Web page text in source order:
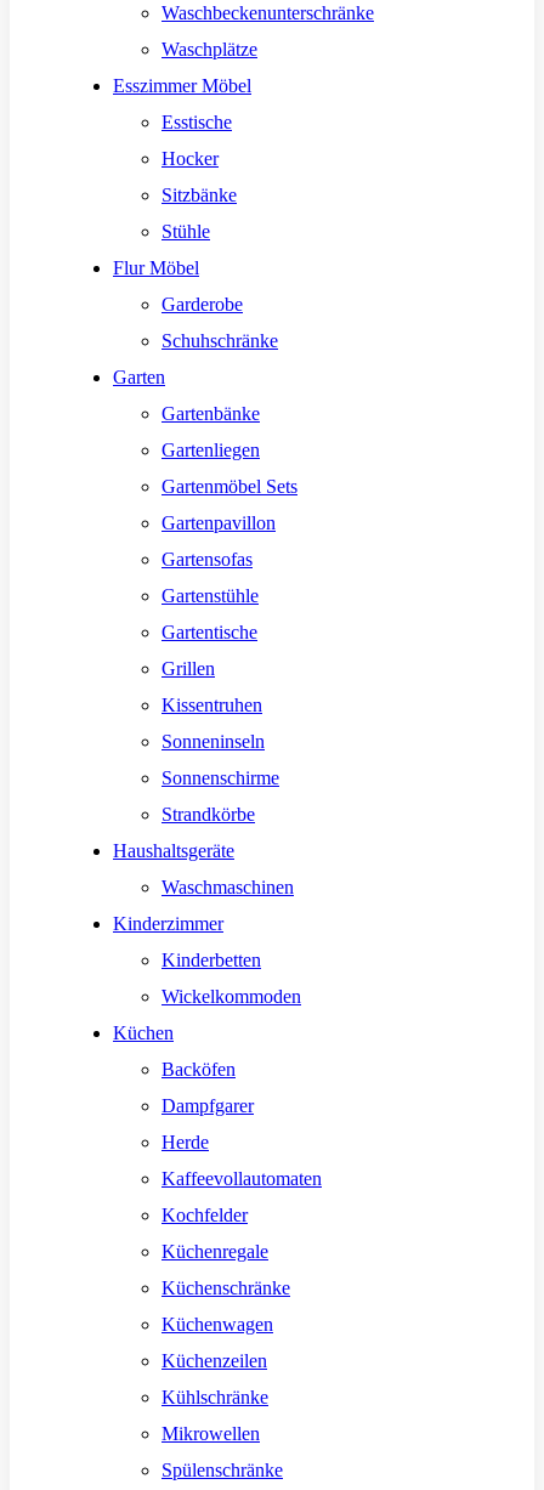
Waschbeckenunterschränke
Waschplätze
Esszimmer Möbel
Esstische
Hocker
Sitzbänke
Stühle
Flur Möbel
Garderobe
Schuhschränke
Garten
Gartenbänke
Gartenliegen
Gartenmöbel Sets
Gartenpavillon
Gartensofas
Gartenstühle
Gartentische
Grillen
Kissentruhen
Sonneninseln
Sonnenschirme
Strandkörbe
Haushaltsgeräte
Waschmaschinen
Kinderzimmer
Kinderbetten
Wickelkommoden
Küchen
Backöfen
Dampfgarer
Herde
Kaffeevollautomaten
Kochfelder
Küchenregale
Küchenschränke
Küchenwagen
Küchenzeilen
Kühlschränke
Mikrowellen
Spülenschränke